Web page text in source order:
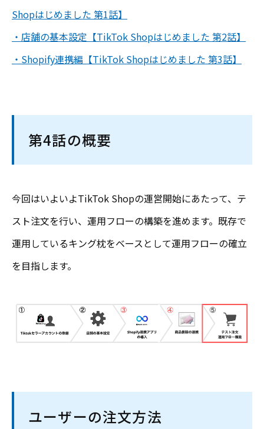
Shopはじめました 第1話】
・店舗の基本設定【TikTok Shopはじめました 第2話】
・Shopify連携編【TikTok Shopはじめました 第3話】
第4話の概要
今回はいよいよTikTok Shopの運営開始にあたって、テ
スト注文を行い、運用フローの構築を進めます。既存で
運用しているキング枕をベースとして運用フローの確立
を目指します。
ユーザーの注文方法